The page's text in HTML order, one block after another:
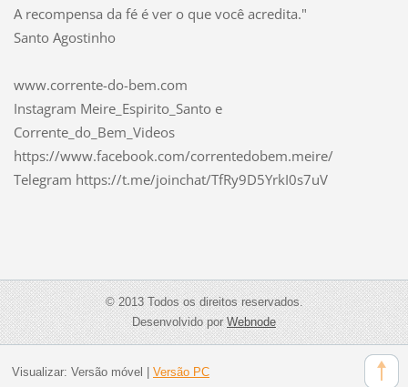
A recompensa da fé é ver o que você acredita."
Santo Agostinho
www.corrente-do-bem.com
Instagram Meire_Espirito_Santo e
Corrente_do_Bem_Videos
https://www.facebook.com/correntedobem.meire/
Telegram https://t.me/joinchat/TfRy9D5YrkI0s7uV
© 2013 Todos os direitos reservados.
Desenvolvido porWebnode
Visualizar: Versão móvel Versão PC